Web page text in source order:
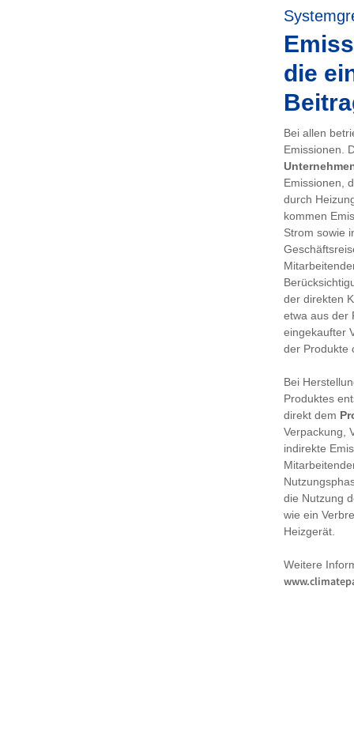
die
Bei allen
Emissionen.
Emissionen,
durch
kommen
Strom sowie
der direkten
etwa aus der
eingekaufter
der Produkte
Bei
Produktes
direkt dem
Verpackung,
indirekte
die Nutzung
wie ein
Heizgerät.
Weitere